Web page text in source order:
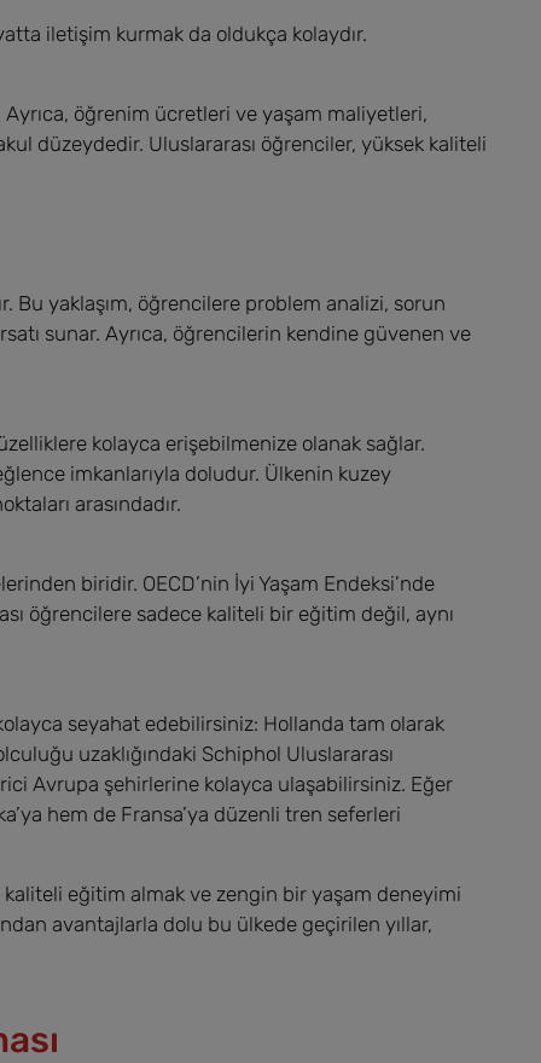
iletişim kurmak da oldukça kolaydır.
öğrenim ücretleri ve yaşam maliyetleri,
düzeydedir. Uluslararası öğrenciler, yüksek kaliteli
Bu yaklaşım, öğrencilere problem analizi, sorun
sunar. Ayrıca, öğrencilerin kendine güvenen ve
kolayca erişebilmenize olanak sağlar.
imkanlarıyla doludur. Ülkenin kuzey
arasındadır.
biridir. OECD’nin İyi Yaşam Endeksi’nde
öğrencilere sadece kaliteli bir eğitim değil, aynı
seyahat edebilirsiniz: Hollanda tam olarak
uzaklığındaki Schiphol Uluslararası
Avrupa şehirlerine kolayca ulaşabilirsiniz. Eğer
hem de Fransa’ya düzenli tren seferleri
eğitim almak ve zengin bir yaşam deneyimi
avantajlarla dolu bu ülkede geçirilen yıllar,